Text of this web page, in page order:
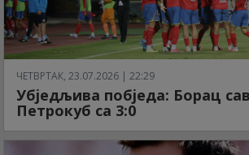
ЧЕТВРТАК, 23.07.2026 | 22:29
Убједљива побједа: Борац
Петрокуб са 3:0